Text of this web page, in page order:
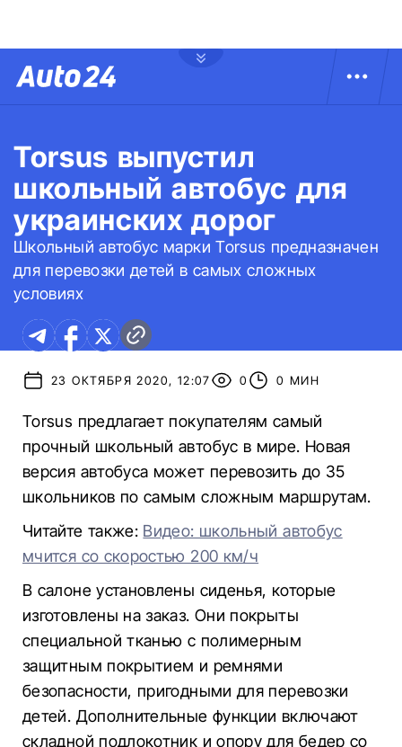
Torsus выпустил
школьный автобус для
украинских дорог
Школьный автобус марки Torsus предназначен
для перевозки детей в самых сложных
условиях
23 ОКТЯБРЯ 2020, 12:07 0 0 МИН
Torsus предлагает покупателям самый
прочный школьный автобус в мире. Новая
версия автобуса может перевозить до 35
школьников по самым сложным маршрутам.
Читайте также: Видео: школьный автобус
мчится со скоростью 200 км/ч
В салоне установлены сиденья, которые
изготовлены на заказ. Они покрыты
специальной тканью с полимерным
защитным покрытием и ремнями
безопасности, пригодными для перевозки
детей. Дополнительные функции включают
складной подлокотник и опору для бедер со